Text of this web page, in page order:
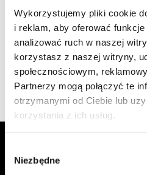
Wykorzystujemy pliki cookie
i reklam, aby oferować funkcje
analizować ruch w naszej
korzystasz z naszej witryny,
społecznościowym,
Partnerzy mogą połączyć te
otrzymanymi od Ciebie lub
korzystania z ich usług.
zgody
Niezbędne
1.470/33
Wyświetlono
otrzymywać